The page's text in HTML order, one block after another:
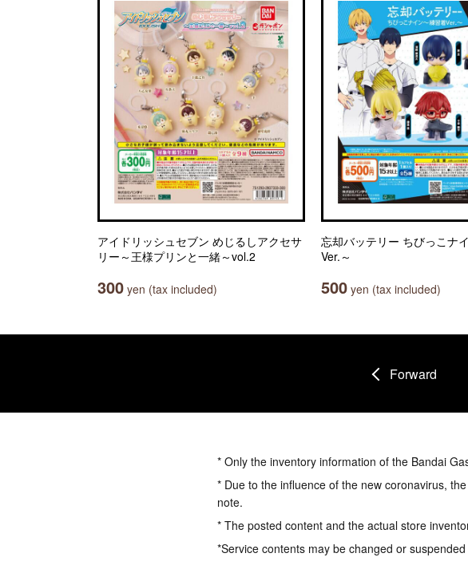
アイドリッシュセブン めじるしアクセサ
リー～王様プリンと一緒～vol.2
300 yen (tax included)
忘却バッテリー ちびっこナ
Ver.～
500 yen (tax included)
Forward
* Only the inventory information of the Bandai
* Due to the influence of the new coronavirus,
note.
* The posted content and the actual store
*Service contents may be changed or